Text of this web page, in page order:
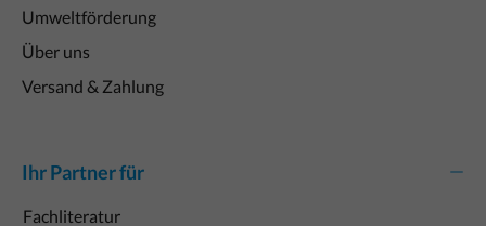
Umweltförderung
Über uns
Versand & Zahlung
Ihr Partner für
Fachliteratur